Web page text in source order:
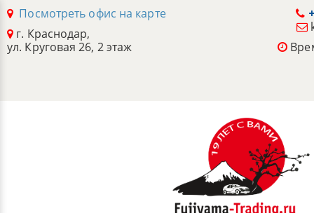
Посмотреть офис на карте
г. Краснодар,
ул. Круговая 26, 2 этаж